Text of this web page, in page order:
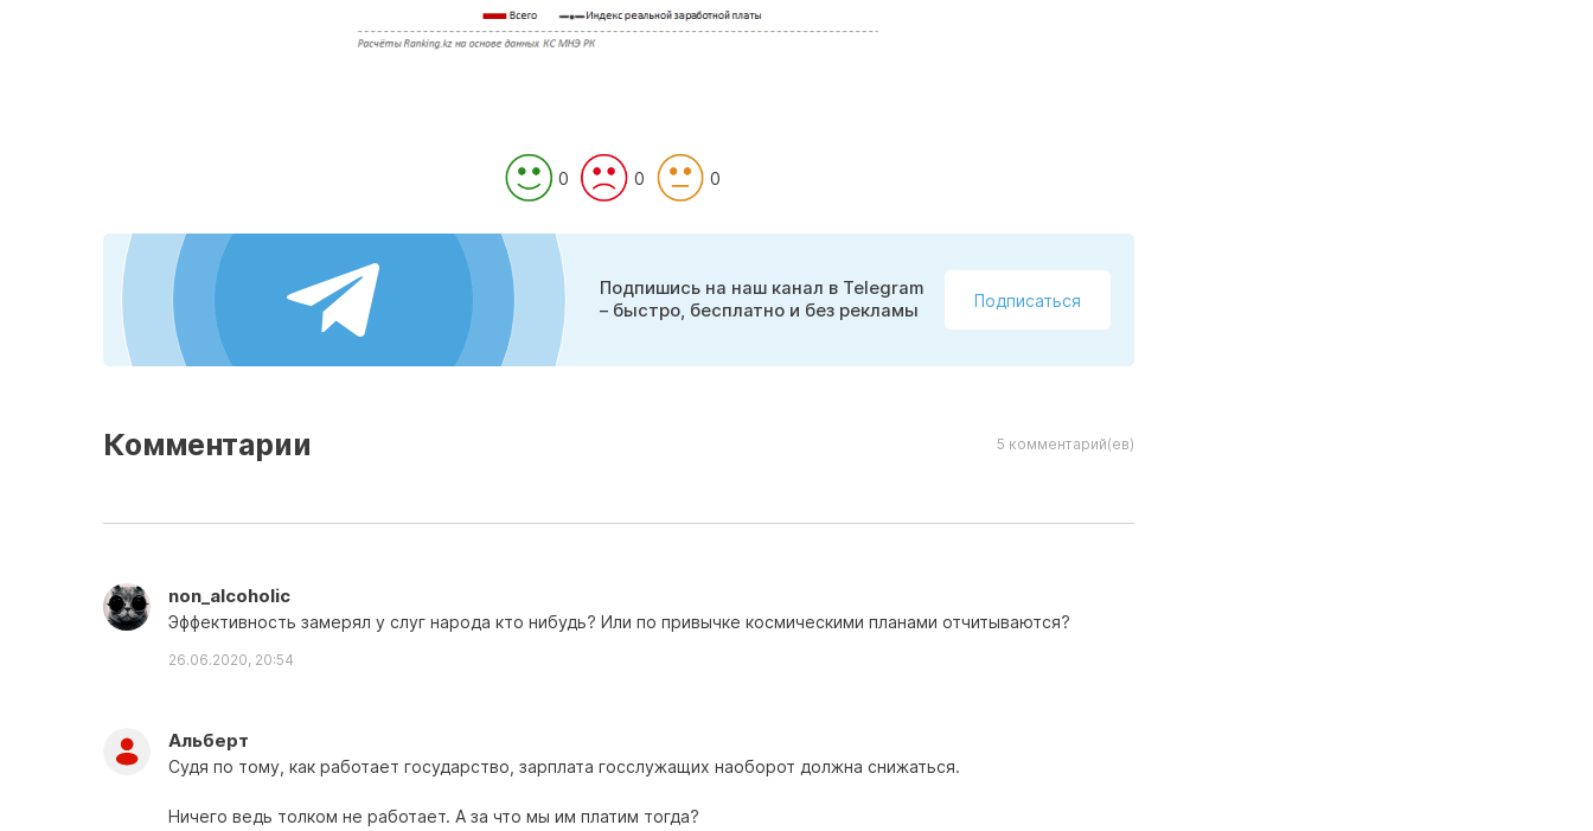
0 0 0
Подпишись на наш канал в Telegram
– быстро, бесплатно и без рекламы
Подписаться
Комментарии 5 комментарий(ев)
non_alcoholic
Эффективность замерял у слуг народа кто нибудь? Или по привычке космическими планами отчитываются?
26.06.2020, 20:54
Aльберт
Судя по тому, как работает государство, зарплата госслужащих наоборот должна снижаться.
Ничего ведь толком не работает. А за что мы им платим тогда?